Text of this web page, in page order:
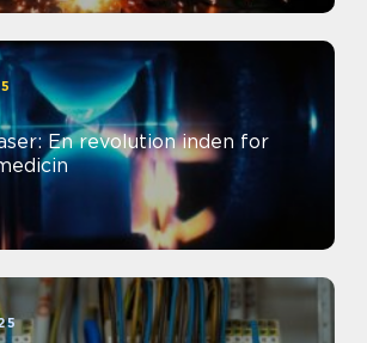
En revolution inden for